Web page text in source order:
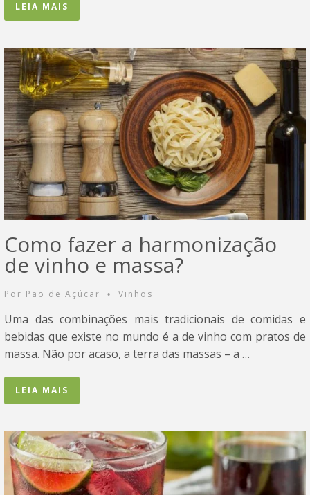
LEIA MAIS
Como fazer a harmonização
de vinho e massa?
Por Pão de Açúcar • Vinhos
Uma das combinações mais tradicionais de comidas e
bebidas que existe no mundo é a de vinho com pratos de
massa. Não por acaso, a terra das massas – a …
LEIA MAIS